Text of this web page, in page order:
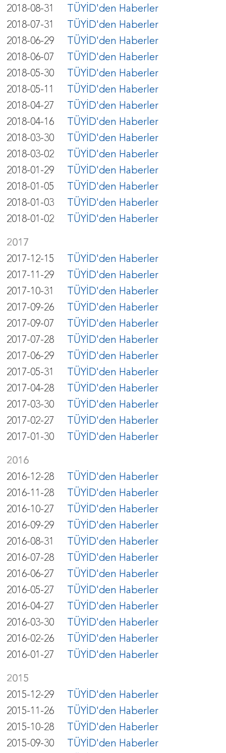
2018-08-31
TÜYİD'den Haberler
2018-07-31
TÜYİD'den Haberler
2018-06-29
TÜYİD'den Haberler
2018-06-07
TÜYİD'den Haberler
2018-05-30
TÜYİD'den Haberler
2018-05-11
TÜYİD'den Haberler
2018-04-27
TÜYİD'den Haberler
2018-04-16
TÜYİD'den Haberler
2018-03-30
TÜYİD'den Haberler
2018-03-02
TÜYİD'den Haberler
2018-01-29
TÜYİD'den Haberler
2018-01-05
TÜYİD'den Haberler
2018-01-03
TÜYİD'den Haberler
2018-01-02
TÜYİD'den Haberler
2017
2017-12-15
TÜYİD'den Haberler
2017-11-29
TÜYİD'den Haberler
2017-10-31
TÜYİD'den Haberler
2017-09-26
TÜYİD'den Haberler
2017-09-07
TÜYİD'den Haberler
2017-07-28
TÜYİD'den Haberler
2017-06-29
TÜYİD'den Haberler
2017-05-31
TÜYİD'den Haberler
2017-04-28
TÜYİD'den Haberler
2017-03-30
TÜYİD'den Haberler
2017-02-27
TÜYİD'den Haberler
2017-01-30
TÜYİD'den Haberler
2016
2016-12-28
TÜYİD'den Haberler
2016-11-28
TÜYİD'den Haberler
2016-10-27
TÜYİD'den Haberler
2016-09-29
TÜYİD'den Haberler
2016-08-31
TÜYİD'den Haberler
2016-07-28
TÜYİD'den Haberler
2016-06-27
TÜYİD'den Haberler
2016-05-27
TÜYİD'den Haberler
2016-04-27
TÜYİD'den Haberler
2016-03-30
TÜYİD'den Haberler
2016-02-26
TÜYİD'den Haberler
2016-01-27
TÜYİD'den Haberler
2015
2015-12-29
TÜYİD'den Haberler
2015-11-26
TÜYİD'den Haberler
2015-10-28
TÜYİD'den Haberler
2015-09-30
TÜYİD'den Haberler